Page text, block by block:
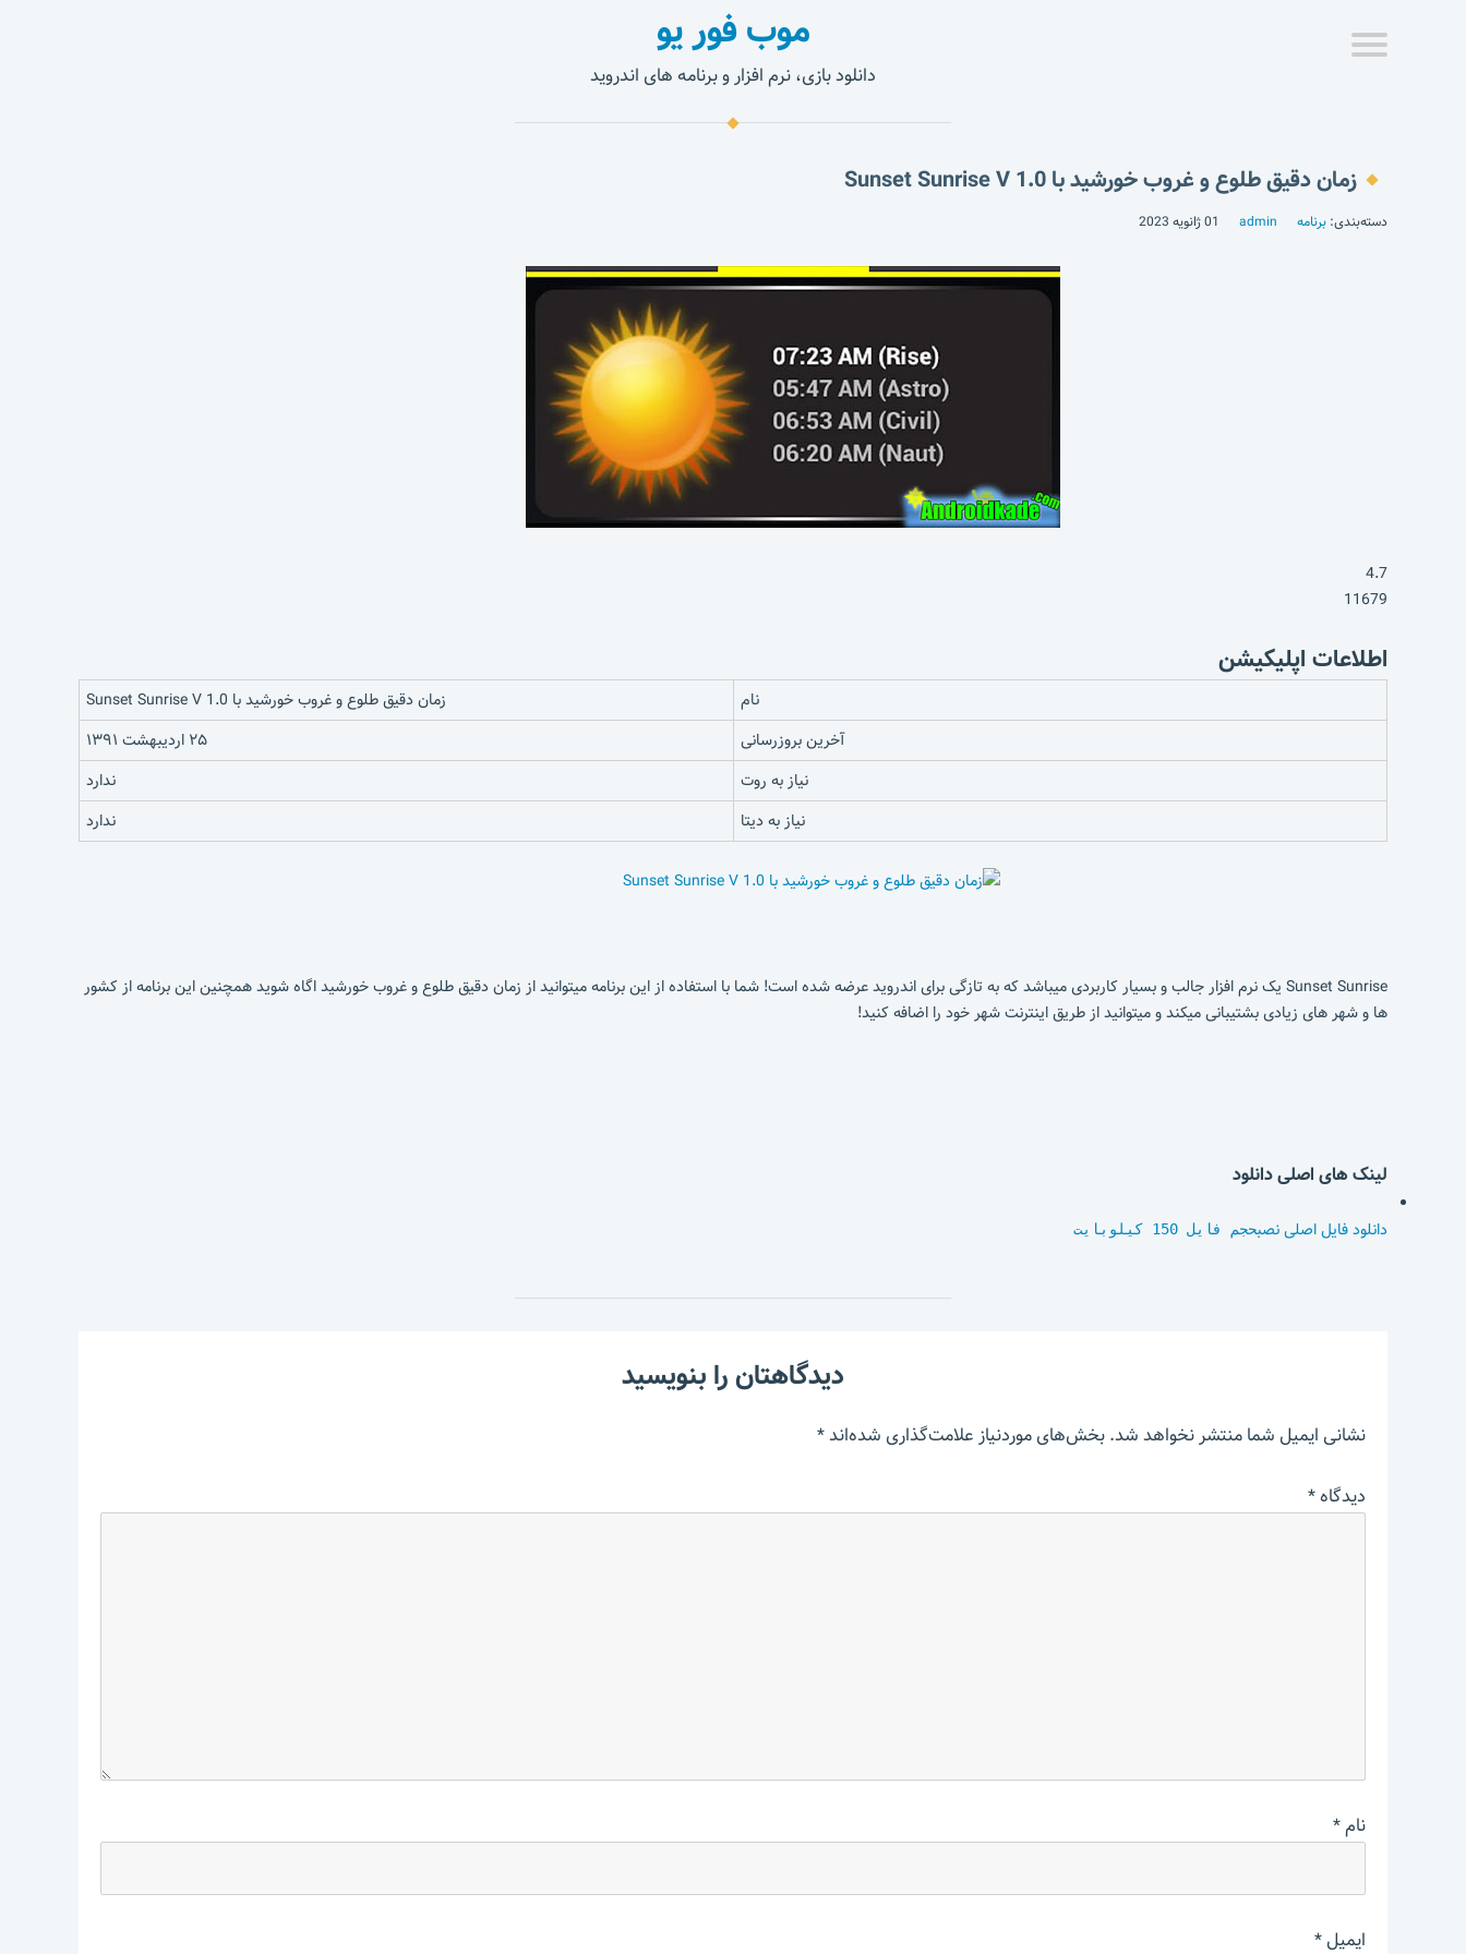
موب فور یو
دانلود بازی، نرم افزار و برنامه های اندروید
زمان دقیق طلوع و غروب خورشید با Sunset Sunrise V 1.0
دسته‌بندی: برنامه admin 01 ژانویه 2023
4.7
11679
اطلاعات اپلیکیشن
نام
زمان دقیق طلوع و غروب خورشید با Sunset Sunrise V 1.0
آخرین بروزرسانی
۲۵ اردیبهشت ۱۳۹۱
نیاز به روت
ندارد
نیاز به دیتا
ندارد
Sunset Sunrise یک نرم افزار جالب و بسیار کاربردی میباشد که به تازگی برای اندروید عرضه شده است! شما با استفاده از این برنامه میتوانید از زمان دقیق طلوع و غروب خورشید اگاه شوید همچنین این برنامه از کشور
ها و شهر های زیادی بشتیبانی میکند و میتوانید از طریق اینترنت شهر خود را اضافه کنید!
لینک های اصلی دانلود
دانلود فایل اصلی نصبحجم فایل 150 کیلوبایت
دیدگاهتان را بنویسید
نشانی ایمیل شما منتشر نخواهد شد.بخش‌های موردنیاز علامت‌گذاری شده‌اند*
دیدگاه*
نام*
ایمیل*